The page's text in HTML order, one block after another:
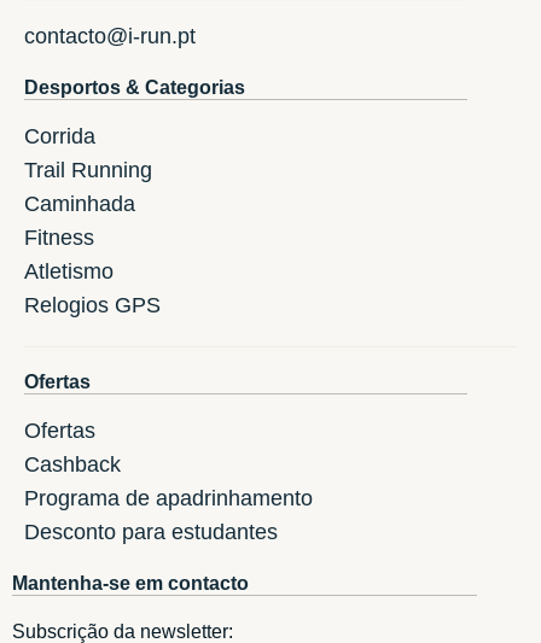
contacto@i-run.pt
Desportos & Categorias
Corrida
Trail Running
Caminhada
Fitness
Atletismo
Relogios GPS
Ofertas
Ofertas
Cashback
Programa de apadrinhamento
Desconto para estudantes
Mantenha-se em contacto
Subscrição da newsletter: